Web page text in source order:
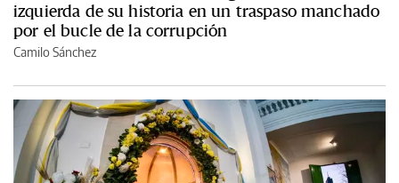
izquierda de su historia en un traspaso manchado
por el bucle de la corrupción
Camilo Sánchez